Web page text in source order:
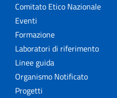
Comitato Etico Nazionale
Eventi
Formazione
Laboratori di riferimento
Linee guida
Organismo Notificato
Progetti